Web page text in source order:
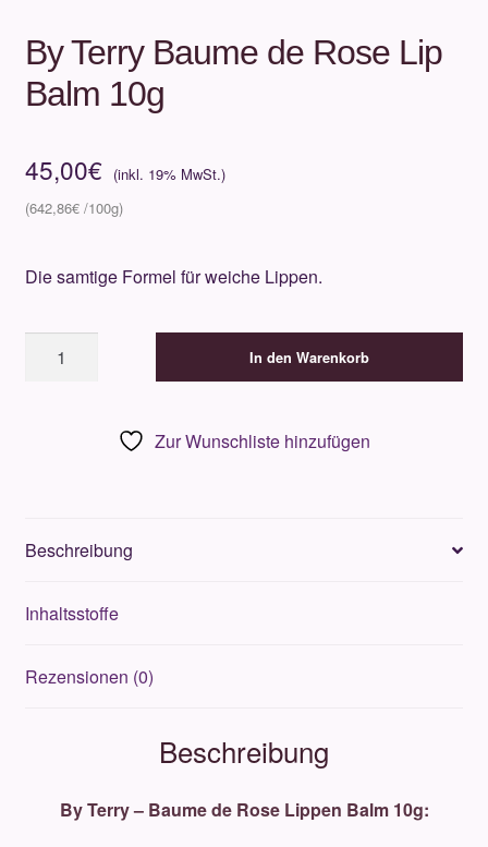
By Terry Baume de Rose Lip
Balm 10g
45,00€
642,86€
Die samtige Formel für weiche Lippen.
Terry
Menge
In den Warenkorb
Zur Wunschliste hinzufügen
Beschreibung
Inhaltsstoffe
Rezensionen (0)
Beschreibung
By Terry – Baume de Rose Lippen Balm 10g: